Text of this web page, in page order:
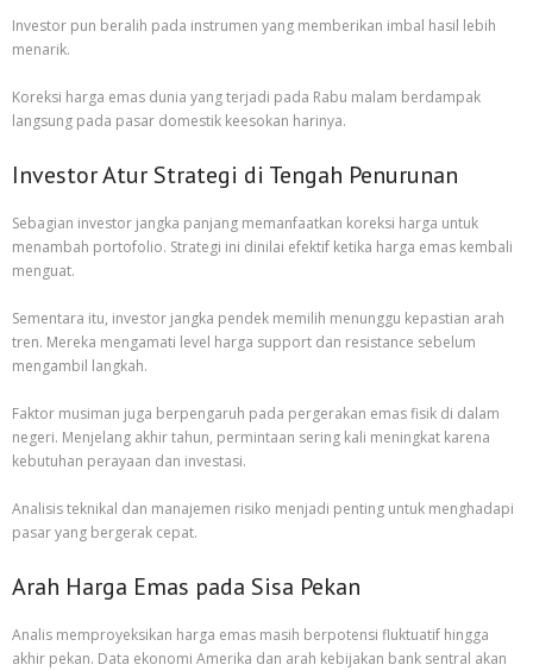
Investor pun beralih pada instrumen yang memberikan imbal hasil lebih
menarik.
Koreksi harga emas dunia yang terjadi pada Rabu malam berdampak
langsung pada pasar domestik keesokan harinya.
Investor Atur Strategi di Tengah Penurunan
Sebagian investor jangka panjang memanfaatkan koreksi harga untuk
menambah portofolio. Strategi ini dinilai efektif ketika harga emas kembali
menguat.
Sementara itu, investor jangka pendek memilih menunggu kepastian arah
tren. Mereka mengamati level harga support dan resistance sebelum
mengambil langkah.
Faktor musiman juga berpengaruh pada pergerakan emas fisik di dalam
negeri. Menjelang akhir tahun, permintaan sering kali meningkat karena
kebutuhan perayaan dan investasi.
Analisis teknikal dan manajemen risiko menjadi penting untuk menghadapi
pasar yang bergerak cepat.
Arah Harga Emas pada Sisa Pekan
Analis memproyeksikan harga emas masih berpotensi fluktuatif hingga
akhir pekan. Data ekonomi Amerika dan arah kebijakan bank sentral akan